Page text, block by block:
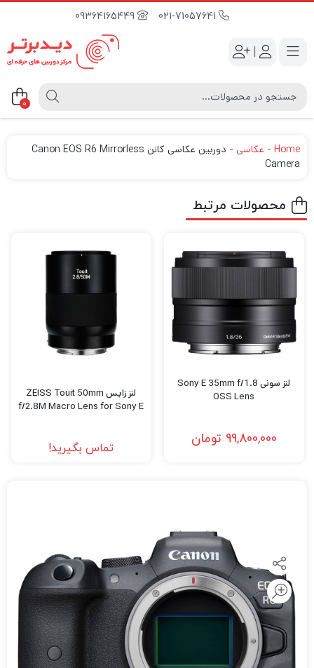
09364165449
|
0
Home
- عکاسی -
دوربین عکاسی کانن Canon EOS R6 Mirrorless
Camera
محصولات مرتبط
لنز سونی Sony E 35mm f/1.8
OSS Lens
99,800,000 تومان
لنز زایس ZEISS Touit 50mm
f/2.8M Macro Lens for Sony E
تماس بگیرید!